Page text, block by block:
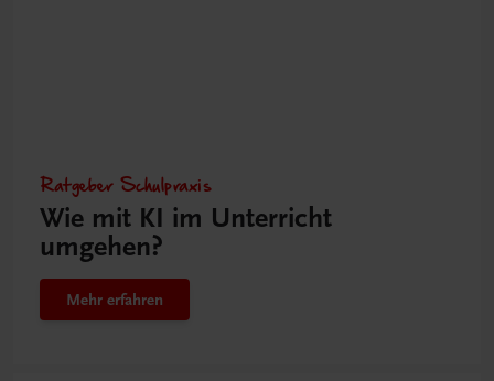
Ratgeber Schulpraxis
Wie mit KI im Unterricht
umgehen?
Mehr erfahren